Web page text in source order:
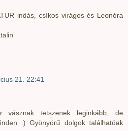
indás, csíkos virágos és Leonóra
21. 22:41
tetszenek leginkább, de
:) Gyönyörű dolgok találhatóak